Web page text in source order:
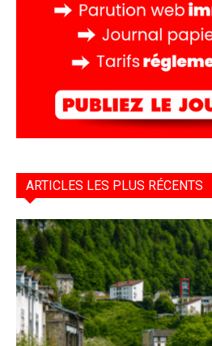
ARTICLES LES PLUS RÉCENTS